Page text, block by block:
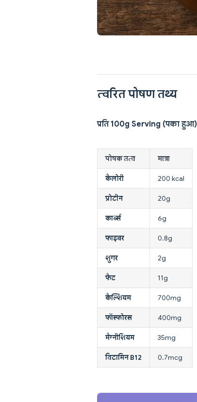
त्वरित पोषण तथ्य
प्रति 100g Serving (पका हुआ)
पोषक तत्व मात्रा
कैलोरी 200 kcal
प्रोटीन 20g
कार्ब्स 6g
फाइबर 0.8g
शुगर 2g
फैट 11g
कैल्शियम 700mg
फॉस्फोरस 400mg
मैग्नीशियम 35mg
विटामिन B12 0.7mcg